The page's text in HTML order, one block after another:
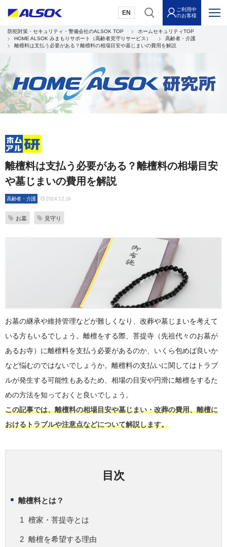
EN
ご利用中
のお客様
防犯対策・セキュリティ・警備会社のALSOK TOP
ホームセキュリティTOP
HOME ALSOK みまもりサポート（高齢者見守りサービス）
高齢者・介護
離檀料は支払う必要がある？離檀料の相場目安や墓じまいの費用を解説
離檀料は支払う必要がある？離檀料の相場目安
や墓じまいの費用を解説
高齢者・介護 2024.12.19
お墓 見守り
お墓の継承や維持管理などが難しくなり、改葬や墓じまいを考えて
いる方もいるでしょう。離檀をする際、菩提寺（先祖代々のお墓が
あるお寺）に離檀料を支払う必要があるのか、いくら包めば良いか
など悩むのではないでしょうか。離檀料の支払いに関してはトラブ
ルが発生する可能性もあるため、相場の目安や円滑に離檀をするた
めの方法を知っておくと良いでしょう。
この記事では、離檀料の相場目安や墓じまい・改葬の費用、離檀に
おけるトラブルや注意点などについて解説します。
目次
離檀料とは？
檀家・菩提寺とは
離檀を希望する理由